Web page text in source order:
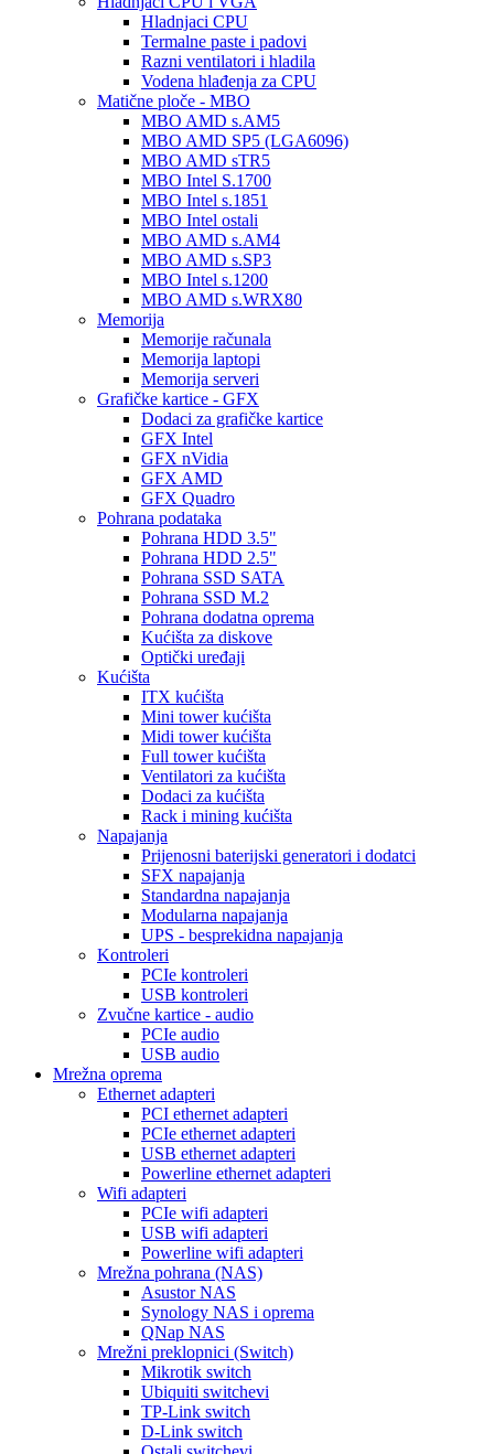
Hladnjaci CPU
Termalne paste i padovi
Razni ventilatori i hladila
Vodena hlađenja za CPU
Matične ploče - MBO
MBO AMD s.AM5
MBO AMD SP5 (LGA6096)
MBO AMD sTR5
MBO Intel S.1700
MBO Intel s.1851
MBO Intel ostali
MBO AMD s.AM4
MBO AMD s.SP3
MBO Intel s.1200
MBO AMD s.WRX80
Memorija
Memorije računala
Memorija laptopi
Memorija serveri
Grafičke kartice - GFX
Dodaci za grafičke kartice
GFX Intel
GFX nVidia
GFX AMD
GFX Quadro
Pohrana podataka
Pohrana HDD 3.5"
Pohrana HDD 2.5"
Pohrana SSD SATA
Pohrana SSD M.2
Pohrana dodatna oprema
Kućišta za diskove
Optički uređaji
Kućišta
ITX kućišta
Mini tower kućišta
Midi tower kućišta
Full tower kućišta
Ventilatori za kućišta
Dodaci za kućišta
Rack i mining kućišta
Napajanja
Prijenosni baterijski generatori i dodatci
SFX napajanja
Standardna napajanja
Modularna napajanja
UPS - besprekidna napajanja
Kontroleri
PCIe kontroleri
USB kontroleri
Zvučne kartice - audio
PCIe audio
USB audio
Mrežna oprema
Ethernet adapteri
PCI ethernet adapteri
PCIe ethernet adapteri
USB ethernet adapteri
Powerline ethernet adapteri
Wifi adapteri
PCIe wifi adapteri
USB wifi adapteri
Powerline wifi adapteri
Mrežna pohrana (NAS)
Asustor NAS
Synology NAS i oprema
QNap NAS
Mrežni preklopnici (Switch)
Mikrotik switch
Ubiquiti switchevi
TP-Link switch
D-Link switch